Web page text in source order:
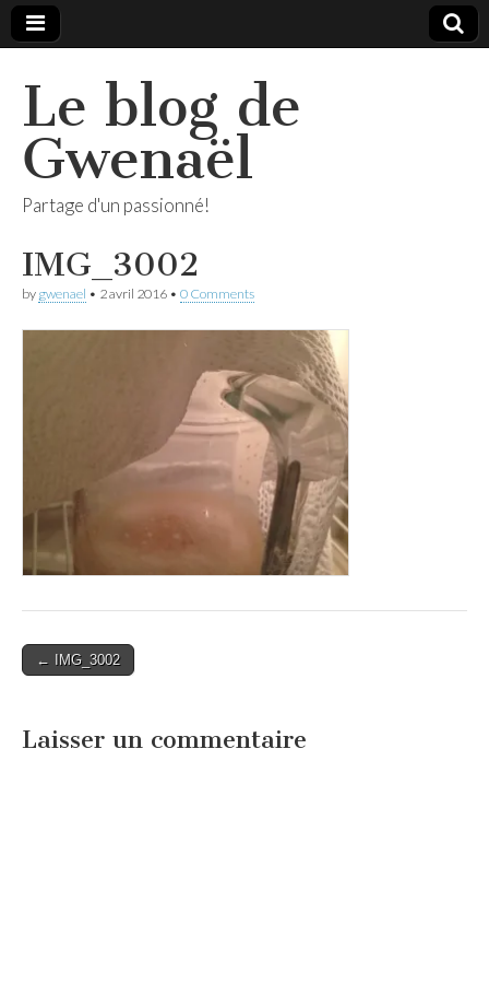
Le blog de
Gwenaël
Partage d'un passionné!
IMG_3002
by gwenael • 2 avril 2016 • 0 Comments
Post
← IMG_3002
Laisser un commentaire